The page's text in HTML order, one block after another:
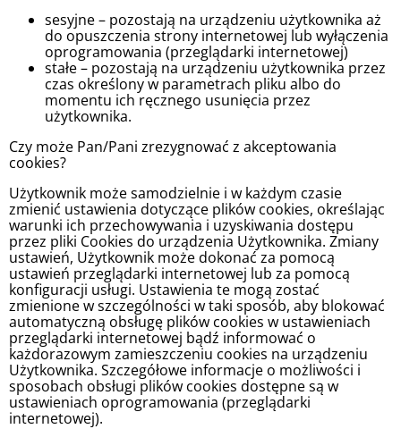
sesyjne – pozostają na urządzeniu użytkownika aż
do opuszczenia strony internetowej lub wyłączenia
oprogramowania (przeglądarki internetowej)
stałe – pozostają na urządzeniu użytkownika przez
czas określony w parametrach pliku albo do
momentu ich ręcznego usunięcia przez
użytkownika.
Czy może Pan/Pani zrezygnować z akceptowania
cookies?
Użytkownik może samodzielnie i w każdym czasie
zmienić ustawienia dotyczące plików cookies, określając
warunki ich przechowywania i uzyskiwania dostępu
przez pliki Cookies do urządzenia Użytkownika. Zmiany
ustawień, Użytkownik może dokonać za pomocą
ustawień przeglądarki internetowej lub za pomocą
konfiguracji usługi. Ustawienia te mogą zostać
zmienione w szczególności w taki sposób, aby blokować
automatyczną obsługę plików cookies w ustawieniach
przeglądarki internetowej bądź informować o
każdorazowym zamieszczeniu cookies na urządzeniu
Użytkownika. Szczegółowe informacje o możliwości i
sposobach obsługi plików cookies dostępne są w
ustawieniach oprogramowania (przeglądarki
internetowej).